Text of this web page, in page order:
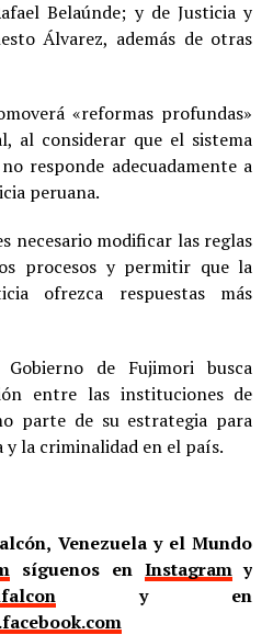
Belaúnde; y de Justicia y
Álvarez, además de otras
«reformas profundas»
al considerar que el sistema
responde adecuadamente a
peruana.
necesario modificar las reglas
procesos y permitir que la
ofrezca respuestas más
de Fujimori busca
entre las instituciones de
parte de su estrategia para
la criminalidad en el país.
Venezuela y el Mundo
síguenos en Instagramy
y en